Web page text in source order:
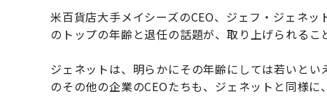
米百貨店大手メイシーズのCEO、ジェフ・ジェネ
のトップの年齢と退任の話題が、取り上げられるこ
ジェネットは、明らかにその年齢にしては若いと
のその他の企業のCEOたちも、ジェネットと同様に